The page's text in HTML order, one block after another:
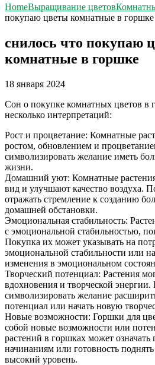
HomeВыращивание цветов
покупаю цветы комнатные в горшке
снилось что покупаю
комнатные в горшке
18 января 2024
Сон о покупке комнатных цветов в
несколько интерпретаций:
Рост и процветание: Комнатные
ростом, обновлением и
символизировать желание иметь
жизни.
Домашний уют: Комнатные
вид и улучшают качество воздуха.
отражать стремление к созданию
домашней обстановки.
Эмоциональная стабильность:
с эмоциональной стабильностью,
Покупка их может указывать на
эмоциональной стабильности или
изменения в эмоциональном
Творческий потенциал: Растения
вдохновения и творческой
символизировать желание
потенциал или начать новую
Новые возможности: Горшки для
собой новые возможности или
растений в горшках может означать
начинаниям или готовность
высокий уровень.